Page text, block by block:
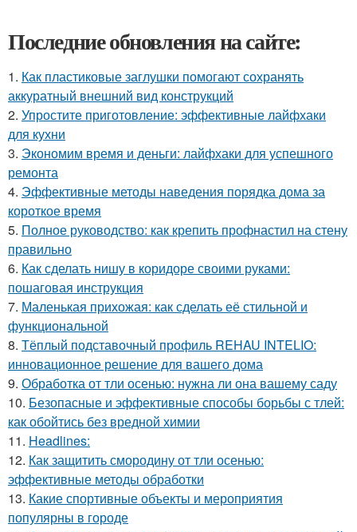
Последние обновления на сайте:
1. Как пластиковые заглушки помогают сохранять
аккуратный внешний вид конструкций
2. Упростите приготовление: эффективные лайфхаки
для кухни
3. Экономим время и деньги: лайфхаки для успешного
ремонта
4. Эффективные методы наведения порядка дома за
короткое время
5. Полное руководство: как крепить профнастил на стену
правильно
6. Как сделать нишу в коридоре своими руками:
пошаговая инструкция
7. Маленькая прихожая: как сделать её стильной и
функциональной
8. Тёплый подставочный профиль REHAU INTELIO:
инновационное решение для вашего дома
9. Обработка от тли осенью: нужна ли она вашему саду
10. Безопасные и эффективные способы борьбы с тлей:
как обойтись без вредной химии
11. Headlines:
12. Как защитить смородину от тли осенью:
эффективные методы обработки
13. Какие спортивные объекты и мероприятия
популярны в городе